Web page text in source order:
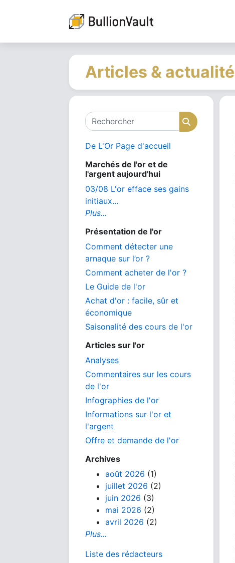
Articles & actualité
Rechercher Rechercher
De L'Or Page d'accueil
Marchés de l'or et de
l'argent aujourd'hui
03/08 L'or efface ses gains
initiaux...
Plus...
Présentation de l'or
Comment détecter une
arnaque sur l’or ?
Comment acheter de l'or ?
Le Guide de l'or
Achat d'or : facile, sûr et
économique
Saisonalité des cours de l'or
Articles sur l'or
Analyses
Commentaires sur les cours
de l'or
Infographies de l'or
Informations sur l'or et
l'argent
Offre et demande de l'or
Archives
août 2026 (1)
juillet 2026 (2)
juin 2026 (3)
mai 2026 (2)
avril 2026 (2)
Plus...
Liste des rédacteurs